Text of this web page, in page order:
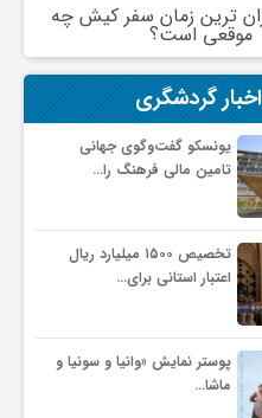
ترین زمان سفر کیش چه
موقعی است؟
گردشگری
یونسکو گفت‌وگوی جهانی
تامین مالی فرهنگ را…
تخصیص ۱۵۰۰ میلیارد ریال
اعتبار استانی برای…
پوستر نمایش «وانیا و سونیا و
ماشا…